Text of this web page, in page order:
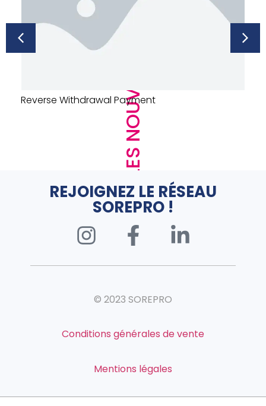
LES NOUVEAUTÉS
URINOIR DECLENCHEMENT AUTO – PRESTO
SENSAO – ALUMINIUM
REJOIGNEZ LE RÉSEAU
SOREPRO !
© 2023 SOREPRO
Conditions générales de vente
Mentions légales